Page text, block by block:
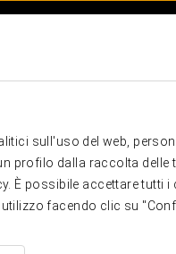
sull'uso del web,
profilo dalla raccolta delle
È possibile accettare tutti i
facendo clic su